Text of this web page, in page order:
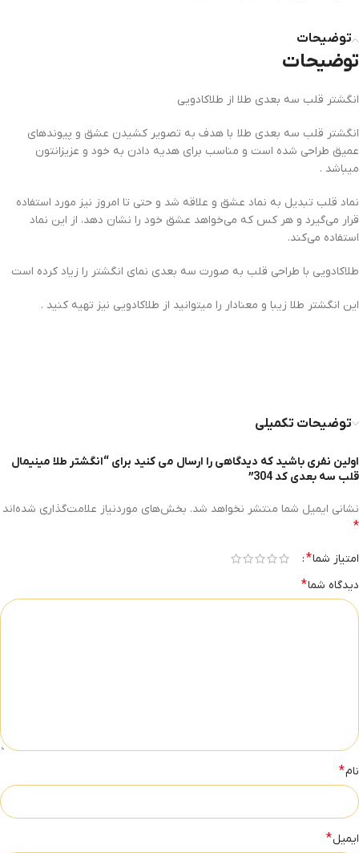
توضیحات
توضیحات
انگشتر قلب سه بعدی طلا از طلاکادویی
انگشتر قلب سه بعدی طلا با هدف به تصویر کشیدن عشق و پیوندهای
عمیق طراحی شده است و مناسب برای هدیه دادن به خود و عزیزانتون
میباشد .
نماد قلب تبدیل به نماد عشق و علاقه شد و حتی تا امروز نیز مورد استفاده
قرار می‌گیرد و هر کس که می‌خواهد عشق خود را نشان دهد، از این نماد
استفاده می‌کند.
طلاکادویی با طراحی قلب به صورت سه بعدی نمای انگشتر را زیاد کرده است
این انگشتر طلا زیبا و معنادار را میتوانید از طلاکادویی نیز تهیه کنید .
توضیحات تکمیلی
اولین نفری باشید که دیدگاهی را ارسال می کنید برای “انگشتر طلا مینیمال
قلب سه بعدی کد 304”
نشانی ایمیل شما منتشر نخواهد شد. بخش‌های موردنیاز علامت‌گذاری شده‌اند
*
امتیاز شما*
دیدگاه شما*
نام*
ایمیل*